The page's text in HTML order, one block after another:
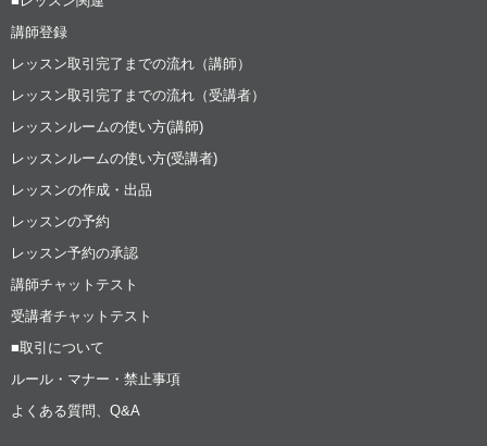
講師登録
レッスン取引完了までの流れ（講師）
レッスン取引完了までの流れ（受講者）
レッスンルームの使い方(講師)
レッスンルームの使い方(受講者)
レッスンの作成・出品
レッスンの予約
レッスン予約の承認
講師チャットテスト
受講者チャットテスト
■取引について
ルール・マナー・禁止事項
よくある質問、Q&A